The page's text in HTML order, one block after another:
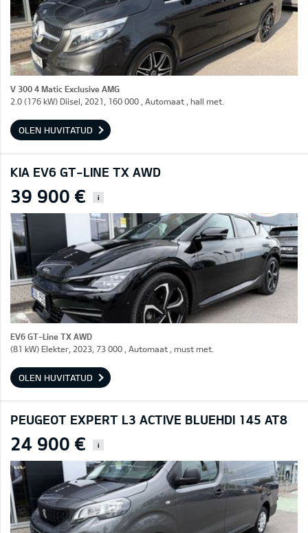
V 300 4 Matic Exclusive AMG
2.0 (176 kW) Diisel, 2021, 160 000 , Automaat , hall met.
OLEN HUVITATUD
KIA EV6 GT-LINE TX AWD
39 900 € i
EV6 GT-Line TX AWD
(81 kW) Elekter, 2023, 73 000 , Automaat , must met.
OLEN HUVITATUD
PEUGEOT EXPERT L3 ACTIVE BLUEHDI 145 AT8
24 900 € i